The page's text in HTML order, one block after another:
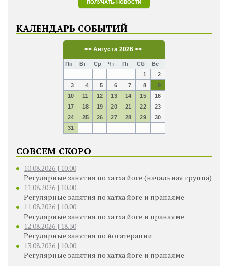
КАЛЕНДАРЬ СОБЫТИЙ
<< Августа 2026 >>
Пн Вт Ср Чт Пт Сб
Вс
1
2
3
4 5 6 7 8
9
10
11 12 13 14 15
16
17
18 19 20 21 22
23
24
25 26 27 28 29
30
31
СОВСЕМ СКОРО
10.08.2026 | 10.00
Регулярные занятия по хатха йоге (начальная группа)
11.08.2026 | 10.00
Регулярные занятия по хатха йоге и пранаяме
11.08.2026 | 10.00
Регулярные занятия по хатха йоге и пранаяме
12.08.2026 | 18.30
Регулярные занятия по йогатерапии
13.08.2026 | 10.00
Регулярные занятия по хатха йоге и пранаяме